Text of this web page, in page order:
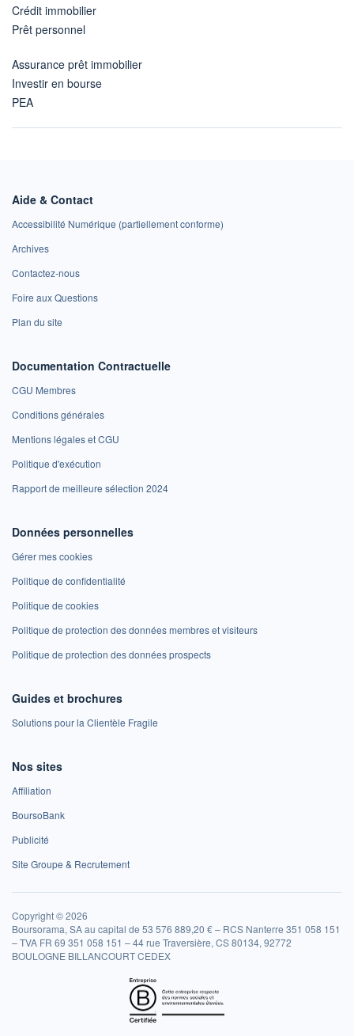
Crédit immobilier
Prêt personnel
Assurance prêt immobilier
Investir en bourse
PEA
Aide & Contact
Accessibilité Numérique (partiellement conforme)
Archives
Contactez-nous
Foire aux Questions
Plan du site
Documentation Contractuelle
CGU Membres
Conditions générales
Mentions légales et CGU
Politique d'exécution
Rapport de meilleure sélection 2024
Données personnelles
Gérer mes cookies
Politique de confidentialité
Politique de cookies
Politique de protection des données membres et visiteurs
Politique de protection des données prospects
Guides et brochures
Solutions pour la Clientèle Fragile
Nos sites
Affiliation
BoursoBank
Publicité
Site Groupe & Recrutement
Copyright © 2026
Boursorama, SA au capital de 53 576 889,20 € – RCS Nanterre 351 058 151
– TVA FR 69 351 058 151 – 44 rue Traversière, CS 80134, 92772
BOULOGNE BILLANCOURT CEDEX